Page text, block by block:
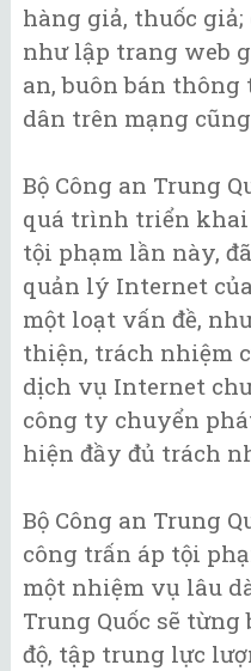
hàng giả, thuốc
như lập trang web
an, buôn bán
dân trên mạng
Bộ Công an Trung
quá trình triển khai
tội phạm lần này,
quản lý Internet
một loạt vấn đề,
thiện, trách nhiệm
dịch vụ Internet
công ty chuyển
hiện đầy đủ trách
Bộ Công an Trung
công trấn áp tội
một nhiệm vụ lâu
Trung Quốc sẽ
độ, tập trung lực